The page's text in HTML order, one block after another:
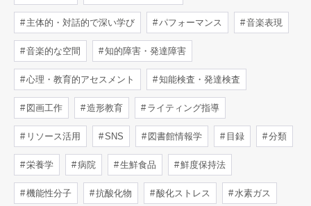
主体的・対話的で深い学び パフォーマンス 音楽表現
音楽的な空間 知的障害・発達障害
心理・教育的アセスメント 知能検査・発達検査
図画工作 造形教育 ライティング指導
リソース活用 SNS 図書館情報学 目録 分類
栄養学 病院 生鮮食品 鮮度保持法
機能性分子 抗酸化物 酸化ストレス 水素ガス